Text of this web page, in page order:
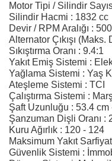
Motor Tipi / Silindir
Silindir Hacmi : 1832 cc
Devir / RPM Aralığı :
Alternator Çıkışı (Maks.
Sıkıştırma Oranı : 9.4:1
Yakıt Emiş Sistemi :
Yağlama Sistemi : Yaş
Ateşleme Sistemi : TCI
Çalıştırma Sistemi :
Şaft Uzunluğu : 53.4 cm
Şanzuman Dişli Oranı :
Kuru Ağırlık : 120 - 124
Maksimum Yakıt
Güvenlik Sistemi :